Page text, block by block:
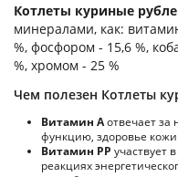
Котлеты куриные
минералами, как:
%, фосфором - 15,6 %,
%, хромом - 25 %
Чем полезен Котлеты
Витамин Аотвечает за
функцию, здоровье
Витамин РР участвует
реакциях